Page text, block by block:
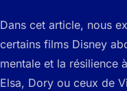
Dans cet article, nous
certains films Disney
mentale et la résilience
Elsa, Dory ou ceux de